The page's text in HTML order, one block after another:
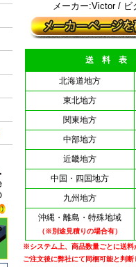
メーカー:Victor / ビ
送 料 表
北海道地方
東北地方
関東地方
中部地方
近畿地方
中国・四国地方
九州地方
沖縄・離島・特殊地域
（※別途見積りの場合有）
※システム上、商品数量ごとに送料
ご注文後に弊社にて同梱可能と判